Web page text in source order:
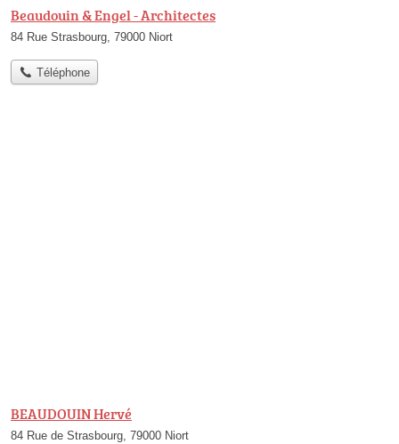
Beaudouin & Engel - Architectes
84 Rue Strasbourg, 79000 Niort
Téléphone
BEAUDOUIN Hervé
84 Rue de Strasbourg, 79000 Niort